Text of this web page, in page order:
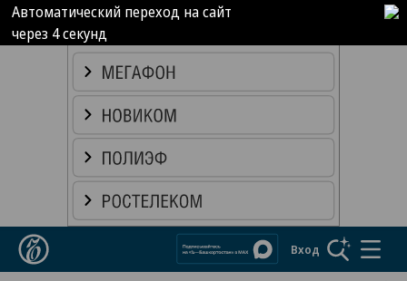
Автоматический переход на сайт
через 4секунд
Реклама в «Ъ» www.kommersant.ru/ad
Вход